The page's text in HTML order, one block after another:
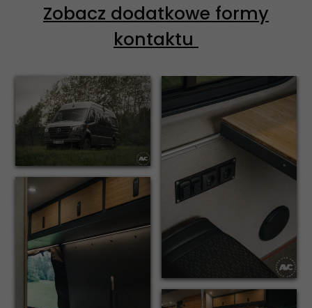
Zobacz dodatkowe formy
kontaktu